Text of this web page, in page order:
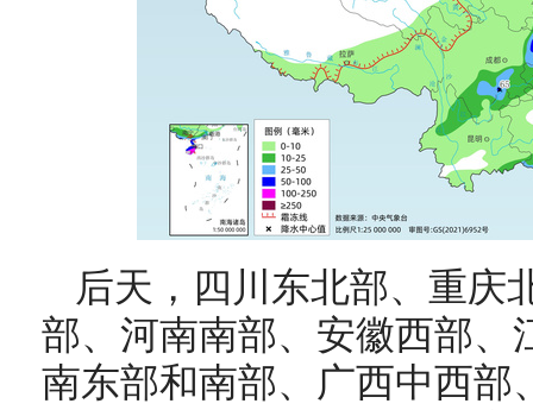
后天， 四川东北部、重庆
部、河南南部、安徽西部、
南东部和南部、广西中西部